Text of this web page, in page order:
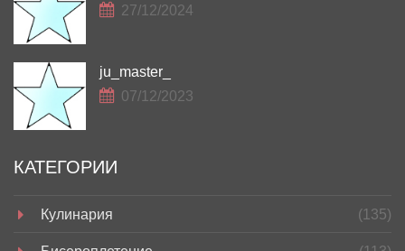
27/12/2024
ju_master_
07/12/2023
КАТЕГОРИИ
Кулинария (135)